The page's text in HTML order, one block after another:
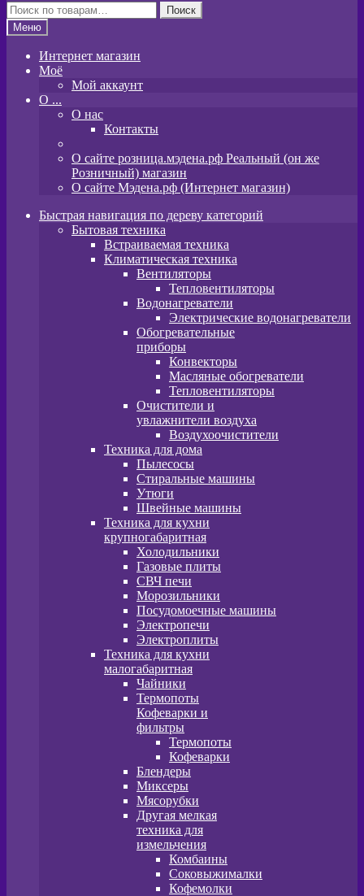
Искать:
Поиск
Меню
Интернет магазин
Моё
Мой аккаунт
O ...
О нас
Контакты
О сайте розница.мэдена.рф Реальный (он же
Розничный) магазин
О сайте Мэдена.рф (Интернет магазин)
Быстрая навигация по дереву категорий
Бытовая техника
Встраиваемая техника
Климатическая техника
Вентиляторы
Тепловентиляторы
Водонагреватели
Электрические водонагреватели
Обогревательные
приборы
Конвекторы
Масляные обогреватели
Тепловентиляторы
Очистители и
увлажнители воздуха
Воздухоочистители
Техника для дома
Пылeсосы
Стиральные машины
Утюги
Швейные машины
Техника для кухни
крупногабаритная
Холодильники
Газовые плиты
СВЧ печи
Морозильники
Посудомоечные машины
Электропечи
Электроплиты
Техника для кухни
малогабаритная
Чайники
Термопоты
Кофеварки и
фильтры
Термопоты
Кофеварки
Блендеры
Миксеры
Мясорубки
Другая мелкая
техника для
измельчения
Комбаины
Соковыжималки
Кофемолки